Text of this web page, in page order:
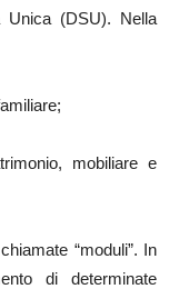
Unica (DSU). Nella
mobiliare e
“moduli”. In
di determinate